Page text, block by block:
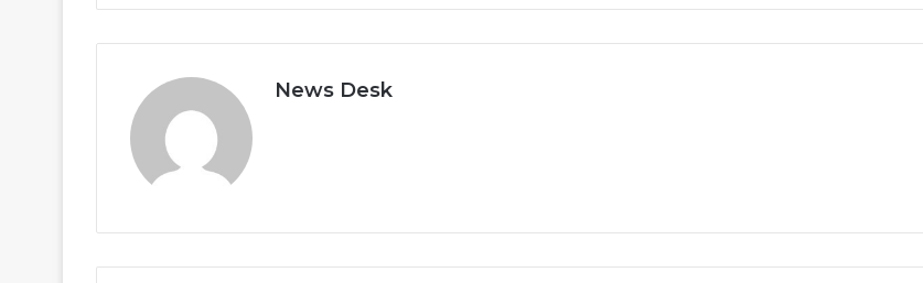
News Desk